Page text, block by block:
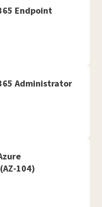
Endpoint
Administrator
104)